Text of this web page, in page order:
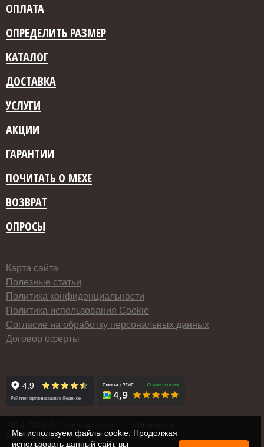
ОПЛАТА
ОПРЕДЕЛИТЬ РАЗМЕР
КАТАЛОГ
ДОСТАВКА
УСЛУГИ
АКЦИИ
ГАРАНТИИ
ПОЧИТАТЬ О МЕХЕ
ВОЗВРАТ
ОПРОСЫ
Карта сайта
Полезные статьи
Политика конфиденциальности
Политика использования Cookie
Согласие на обработку персональных данных
Договор оферты
Перспектива»
Мы используем файлы cookie. Продолжая
использовать данный сайт, вы